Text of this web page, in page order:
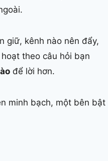
giữ, kênh nào nên đẩy,
theo câu hỏi bạn
để lời hơn.
minh bạch, một bên bật